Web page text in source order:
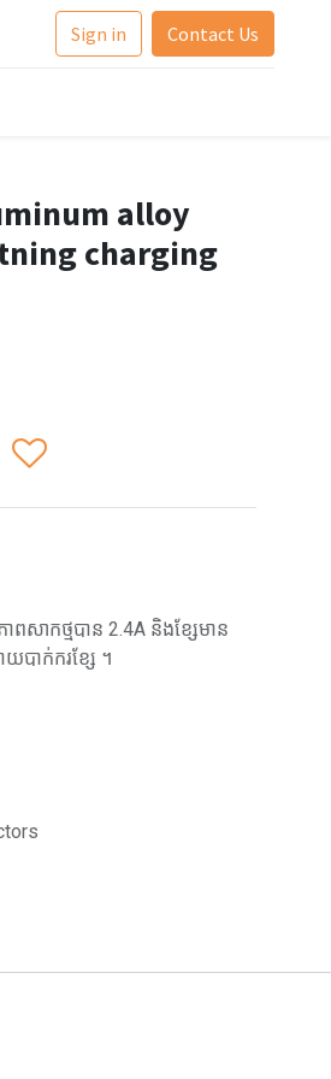
Sign in Contact Us
alloy
charging
ពសាកថ្មបាន 2.4A និងខ្សែមាន
បាក់ករខ្សែ ។